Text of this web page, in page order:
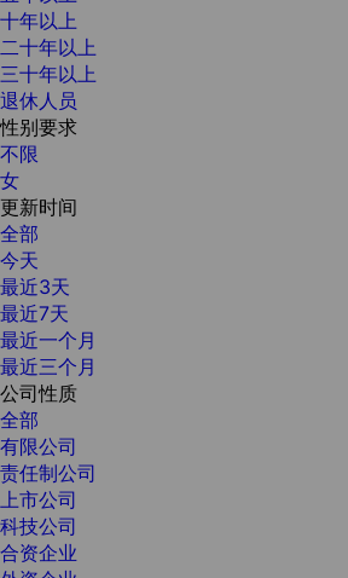
十年以上
二十年以上
三十年以上
退休人员
性别要求
不限
女
更新时间
全部
今天
最近3天
最近7天
最近一个月
最近三个月
公司性质
全部
有限公司
责任制公司
上市公司
科技公司
合资企业